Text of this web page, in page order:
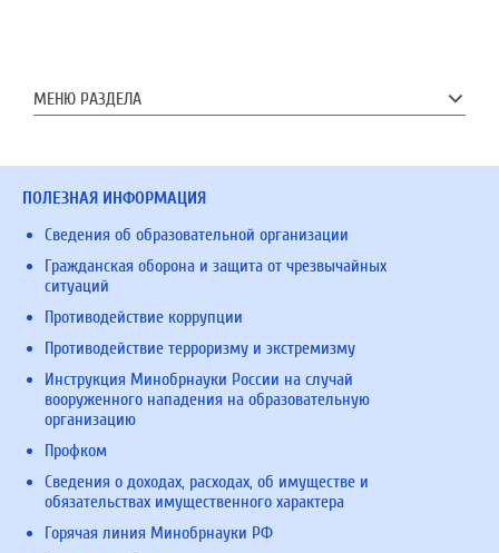
МЕНЮ РАЗДЕЛА
ПОЛЕЗНАЯ ИНФОРМАЦИЯ
Сведения об образовательной организации
Гражданская оборона и защита от чрезвычайных
ситуаций
Противодействие коррупции
Противодействие терроризму и экстремизму
Инструкция Минобрнауки России на случай
вооруженного нападения на образовательную
организацию
Профком
Сведения о доходах, расходах, об имуществе и
обязательствах имущественного характера
Горячая линия Минобрнауки РФ